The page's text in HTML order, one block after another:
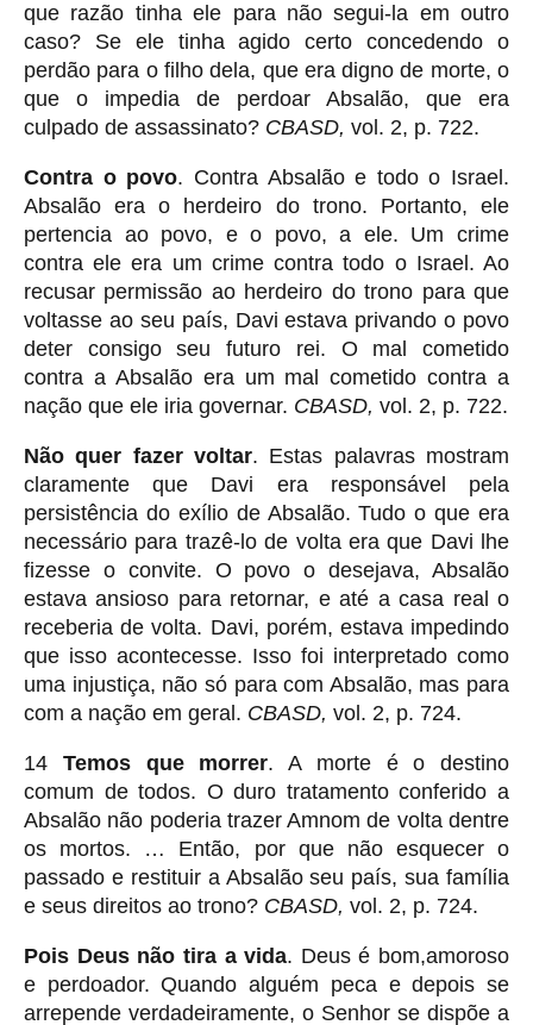
que razão tinha ele para não segui-la em outro
caso? Se ele tinha agido certo concedendo o
perdão para o filho dela, que era digno de morte, o
que o impedia de perdoar Absalão, que era
culpado de assassinato? CBASD, vol. 2, p. 722.
Contra o povo. Contra Absalão e todo o Israel.
Absalão era o herdeiro do trono. Portanto, ele
pertencia ao povo, e o povo, a ele. Um crime
contra ele era um crime contra todo o Israel. Ao
recusar permissão ao herdeiro do trono para que
voltasse ao seu país, Davi estava privando o povo
deter consigo seu futuro rei. O mal cometido
contra a Absalão era um mal cometido contra a
nação que ele iria governar. CBASD, vol. 2, p. 722.
Não quer fazer voltar. Estas palavras mostram
claramente que Davi era responsável pela
persistência do exílio de Absalão. Tudo o que era
necessário para trazê-lo de volta era que Davi lhe
fizesse o convite. O povo o desejava, Absalão
estava ansioso para retornar, e até a casa real o
receberia de volta. Davi, porém, estava impedindo
que isso acontecesse. Isso foi interpretado como
uma injustiça, não só para com Absalão, mas para
com a nação em geral. CBASD, vol. 2, p. 724.
14 Temos que morrer. A morte é o destino
comum de todos. O duro tratamento conferido a
Absalão não poderia trazer Amnom de volta dentre
os mortos. … Então, por que não esquecer o
passado e restituir a Absalão seu país, sua família
e seus direitos ao trono? CBASD, vol. 2, p. 724.
Pois Deus não tira a vida. Deus é bom,amoroso
e perdoador. Quando alguém peca e depois se
arrepende verdadeiramente, o Senhor se dispõe a